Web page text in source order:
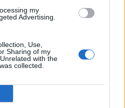
my
Advertising.
Use,
Sharing of my
with the
collected.